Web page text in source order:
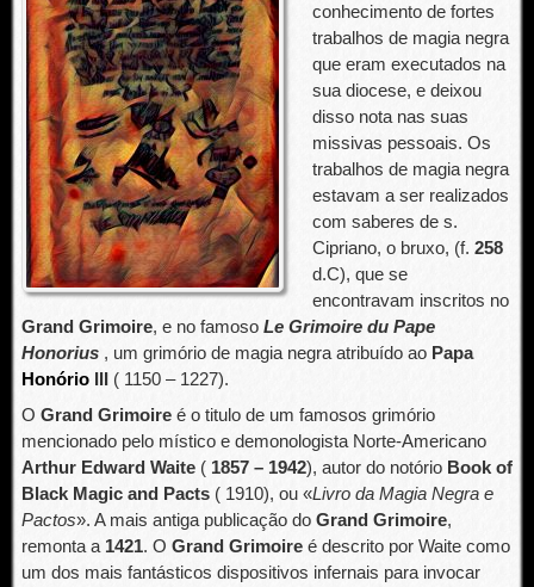
conhecimento de fortes
trabalhos de magia negra
que eram executados na
sua diocese, e deixou
disso nota nas suas
missivas pessoais. Os
trabalhos de magia negra
estavam a ser realizados
com saberes de s.
Cipriano, o bruxo, (f. 258
d.C), que se
encontravam inscritos no
Grand Grimoire, e no famosoLe Grimoire du Pape
Honorius, um grimório de magia negra atribuído ao Papa
HonórioIII( 1150 – 1227).
O Grand Grimoireé o titulo de um famosos grimório
mencionado pelo místico e demonologista Norte-Americano
Arthur Edward Waite( 1857 – 1942), autor do notório Book of
Black Magic and Pacts( 1910), ou «Livro da Magia Negra e
Pactos». A mais antiga publicação do Grand Grimoire,
remonta a 1421. O Grand Grimoireé descrito por Waite como
um dos mais fantásticos dispositivos infernais para invocar